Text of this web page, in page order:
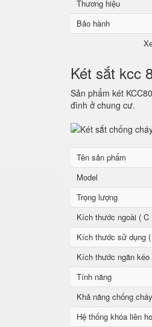
Thương hiệu
Bảo hành
Két sắt kcc
Sản phẩm két
đình ở chung cư.
Tên sản phẩm
Model
Trọng lượng
Kích thước ngoài ( C
Kích thước sử dụng
Kích thước ngăn
Tính năng
Khả năng chống cháy
Hệ thống khóa liên